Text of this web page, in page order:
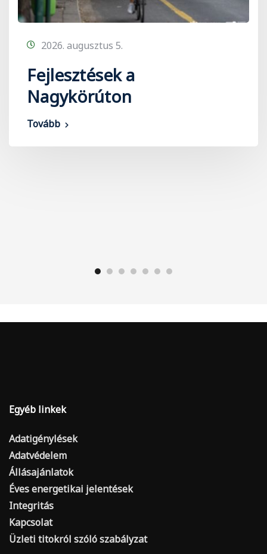
2026. augusztus 5.
Fejlesztések a
Nagykörúton
Tovább
Egyéb linkek
Adatigénylések
Adatvédelem
Állásajánlatok
Éves energetikai jelentések
Integritás
Kapcsolat
Üzleti titokról szóló szabályzat